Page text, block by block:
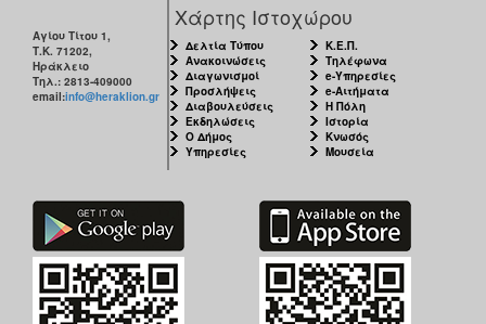
Αγίου Τίτου 1,
Τ.Κ. 71202,
Ηράκλειο
Τηλ.: 2813-409000
email:info@heraklion.gr
Χάρτης Ιστοχώρου
Δελτία Τύπου
Ανακοινώσεις
Διαγωνισμοί
Προσλήψεις
Διαβουλεύσεις
Εκδηλώσεις
Ο Δήμος
Υπηρεσίες
Κ.Ε.Π.
Τηλέφωνα
e-Υπηρεσίες
e-Αιτήματα
Η Πόλη
Ιστορία
Κνωσός
Μουσεία